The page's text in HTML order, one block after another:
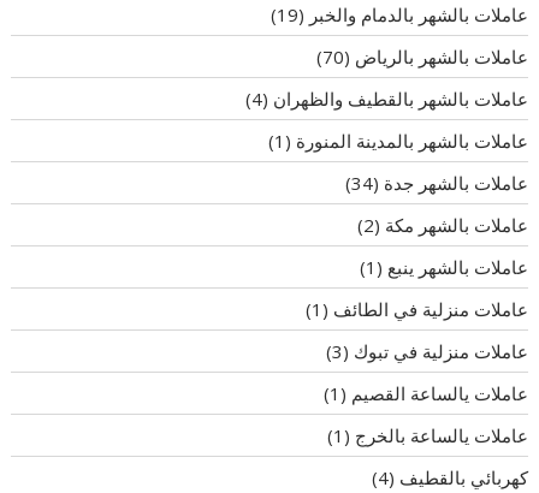
عاملات بالشهر بالدمام والخبر (19)
عاملات بالشهر بالرياض (70)
عاملات بالشهر بالقطيف والظهران (4)
عاملات بالشهر بالمدينة المنورة (1)
عاملات بالشهر جدة (34)
عاملات بالشهر مكة (2)
عاملات بالشهر ينبع (1)
عاملات منزلية في الطائف (1)
عاملات منزلية في تبوك (3)
عاملات يالساعة القصيم (1)
عاملات يالساعة بالخرج (1)
كهربائي بالقطيف (4)